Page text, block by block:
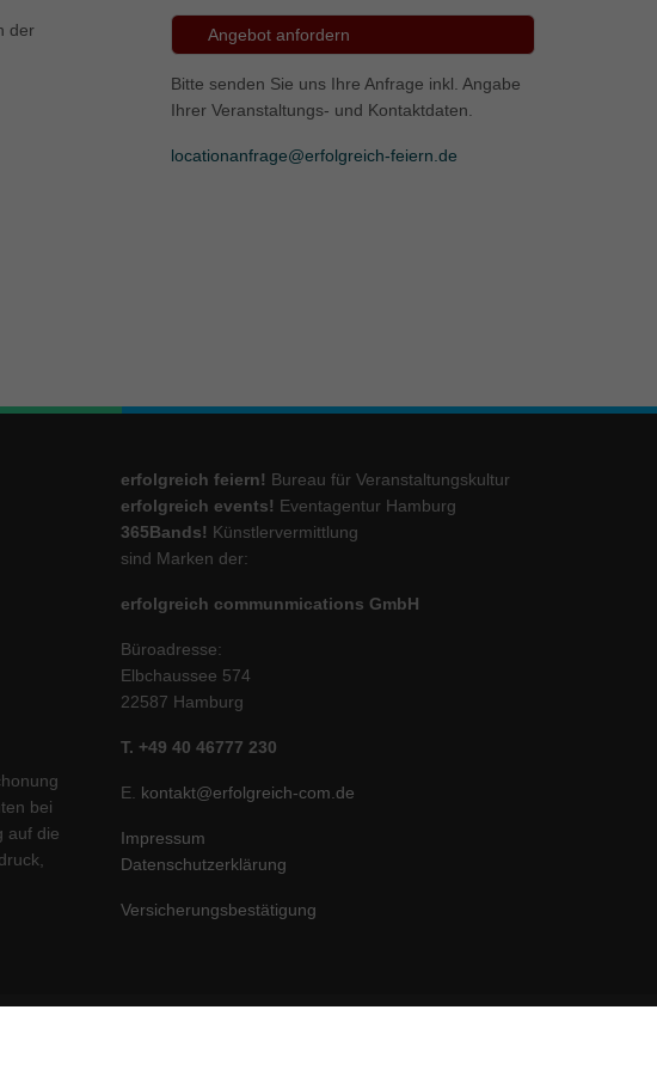
der
Angebot anfordern
Bitte senden Sie uns Ihre Anfrage inkl. Angabe
Ihrer Veranstaltungs- und Kontaktdaten.
locationanfrage@erfolgreich-feiern.de
bei
auf die
erfolgreich feiern! Bureau für Veranstaltungskultur
erfolgreich events! Eventagentur Hamburg
365Bands! Künstlervermittlung
sind Marken der:
erfolgreich communmications GmbH
Büroadresse:
Elbchaussee 574
22587 Hamburg
T. +49 40 46777 230
E. kontakt@erfolgreich-com.de
Impressum
Datenschutzerklärung
Versicherungsbestätigung
die einwandfreie
Marketing
um personalisierte
hinweg verfolgen.